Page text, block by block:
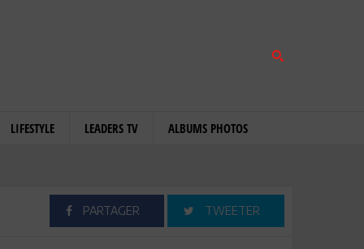
LIFESTYLE LEADERS TV ALBUMS PHOTOS
PARTAGER TWEETER